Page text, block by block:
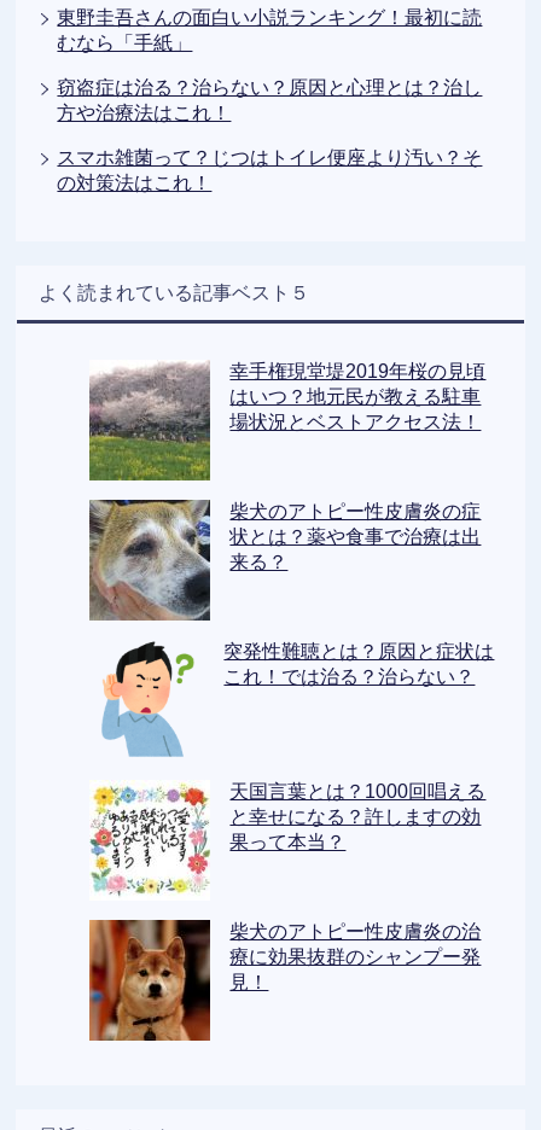
東野圭吾さんの面白い小説ランキング！最初に読
むなら「手紙」
窃盗症は治る？治らない？原因と心理とは？治し
方や治療法はこれ！
スマホ雑菌って？じつはトイレ便座より汚い？そ
の対策法はこれ！
よく読まれている記事ベスト５
幸手権現堂堤2019年桜の見頃
はいつ？地元民が教える駐車
場状況とベストアクセス法！
柴犬のアトピー性皮膚炎の症
状とは？薬や食事で治療は出
来る？
突発性難聴とは？原因と症状は
これ！では治る？治らない？
天国言葉とは？1000回唱える
と幸せになる？許しますの効
果って本当？
柴犬のアトピー性皮膚炎の治
療に効果抜群のシャンプー発
見！